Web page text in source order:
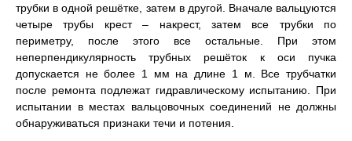
трубки в одной решётке, затем в другой. Вначале вальцуются
четыре трубы крест – накрест, затем все трубки по
периметру, после этого все остальные. При этом
неперпендикулярность трубных решёток к оси пучка
допускается не более 1 мм на длине 1 м. Все трубчатки
после ремонта подлежат гидравлическому испытанию. При
испытании в местах вальцовочных соединений не должны
обнаруживаться признаки течи и потения.